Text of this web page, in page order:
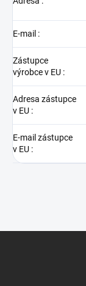
E-mail :
Zástupce
výrobce v EU :
Adresa zástupce
v EU :
E-mail zástupce
v EU :